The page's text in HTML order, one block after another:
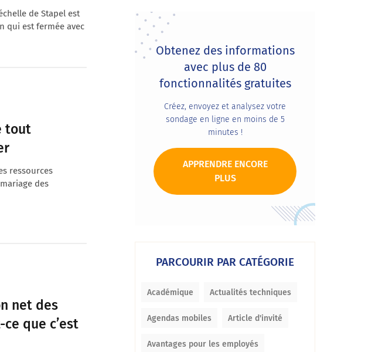
de Stapel est
qui est fermée avec
tout
ressources
des
net des
ce que c’est
Obtenez des informations
avec plus de 80
fonctionnalités gratuites
Créez, envoyez et analysez votre
sondage en ligne en moins de 5
minutes !
APPRENDRE ENCORE
PLUS
PARCOURIR PAR CATÉGORIE
Académique Actualités techniques
Agendas mobiles Article d'invité
Avantages pour les employés